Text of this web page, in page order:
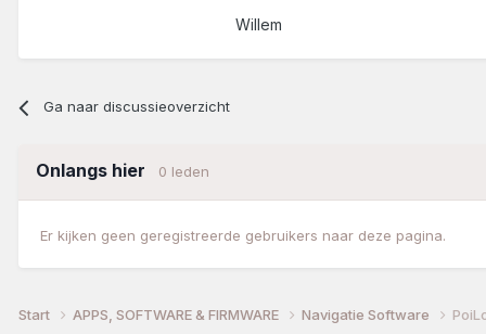
Willem
Ga naar discussieoverzicht
Onlangs hier 0 leden
Er kijken geen geregistreerde gebruikers naar deze pagina.
Start APPS, SOFTWARE & FIRMWARE Navigatie Software